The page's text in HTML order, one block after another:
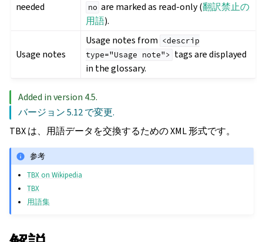
needed
no are marked as read-only (翻訳禁止の
用語).
Usage notes
Usage notes from <descrip
type="Usage note"> tags are displayed
in the glossary.
Added in version 4.5.
バージョン 5.12 で変更.
TBX は、用語データを交換するための XML 形式です。
参考
TBX on Wikipedia
TBX
用語集